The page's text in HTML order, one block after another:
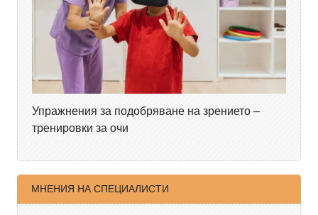
Упражнения за подобряване на зрението –
тренировки за очи
МНЕНИЯ НА СПЕЦИАЛИСТИ